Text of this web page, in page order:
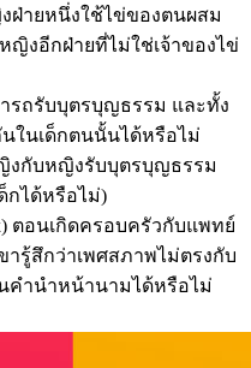
ายหนึ่งใช้ไข่ของตนผสม
ญิงอีกฝ่ายที่ไม่ใช่เจ้าของไข่
รถรับบุตรบุญธรรม และทั้ง
ในเด็กตนนั้นได้หรือไม่
งกับหญิงรับบุตรบุญธรรม
กได้หรือไม่)
ตอนเกิดครอบครัวกับแพทย์
ารู้สึกว่าเพศสภาพไม่ตรงกับ
คำนำหน้านามได้หรือไม่